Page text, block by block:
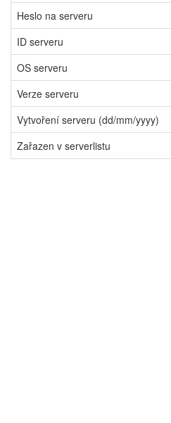
Heslo na serveru
ID serveru
OS serveru
Verze serveru
Vytvoření serveru (dd/mm/yyyy)
Zařazen v serverlistu